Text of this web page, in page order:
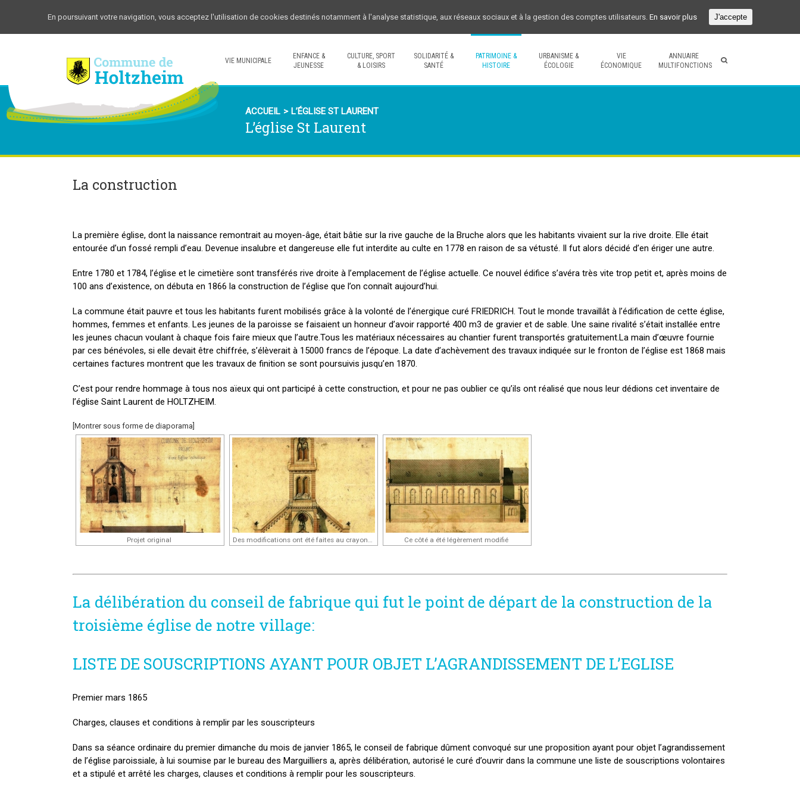
VIE MUNICIPALE
ENFANCE &
JEUNESSE
CULTURE, SPORT
& LOISIRS
SOLIDARITÉ &
SANTÉ
PATRIMOINE &
HISTOIRE
URBANISME &
ÉCOLOGIE
VIE
ÉCONOMIQUE
ANNUAIRE
MULTIFONCTIONS
ACCUEIL > L’ÉGLISE ST LAURENT
L’église St Laurent
La construction
La première église, dont la naissance remontrait au moyen-âge, était bâtie sur la rive gauche de la Bruche alors que les habitants vivaient sur la rive droite. Elle était
entourée d’un fossé rempli d’eau. Devenue insalubre et dangereuse elle fut interdite au culte en 1778 en raison de sa vétusté. Il fut alors décidé d’en ériger une autre.
Entre 1780 et 1784, l’église et le cimetière sont transférés rive droite à l’emplacement de l’église actuelle. Ce nouvel édifice s’avéra très vite trop petit et, après moins de
100 ans d’existence, on débuta en 1866 la construction de l’église que l’on connaît aujourd’hui.
La commune était pauvre et tous les habitants furent mobilisés grâce à la volonté de l’énergique curé FRIEDRICH. Tout le monde travaillât à l’édification de cette église,
hommes, femmes et enfants. Les jeunes de la paroisse se faisaient un honneur d’avoir rapporté 400 m3 de gravier et de sable. Une saine rivalité s’était installée entre
les jeunes chacun voulant à chaque fois faire mieux que l’autre.Tous les matériaux nécessaires au chantier furent transportés gratuitement.La main d’œuvre fournie
par ces bénévoles, si elle devait être chiffrée, s’élèverait à 15000 francs de l’époque. La date d’achèvement des travaux indiquée sur le fronton de l’église est 1868 mais
certaines factures montrent que les travaux de finition se sont poursuivis jusqu’en 1870.
C’est pour rendre hommage à tous nos aïeux qui ont participé à cette construction, et pour ne pas oublier ce qu’ils ont réalisé que nous leur dédions cet inventaire de
l’église Saint Laurent de HOLTZHEIM.
[Montrer sous forme de diaporama]
Projet original Des modifications ont été faites au crayon et respectées Ce côté a été légèrement modifié
La délibération du conseil de fabrique qui fut le point de départ de la construction de la
troisième église de notre village:
LISTE DE SOUSCRIPTIONS AYANT POUR OBJET L’AGRANDISSEMENT DE L’EGLISE
Premier mars 1865
Charges, clauses et conditions à remplir par les souscripteurs
Dans sa séance ordinaire du premier dimanche du mois de janvier 1865, le conseil de fabrique dûment convoqué sur une proposition ayant pour objet l’agrandissement
de l’église paroissiale, à lui soumise par le bureau des Marguilliers a, après délibération, autorisé le curé d’ouvrir dans la commune une liste de souscriptions volontaires
et a stipulé et arrêté les charges, clauses et conditions à remplir pour les souscripteurs.
En poursuivant votre navigation, vous acceptez l'utilisation de cookies destinés notamment à l'analyse statistique, aux réseaux sociaux et à la gestion des comptes utilisateurs. En savoir plus J'accepte